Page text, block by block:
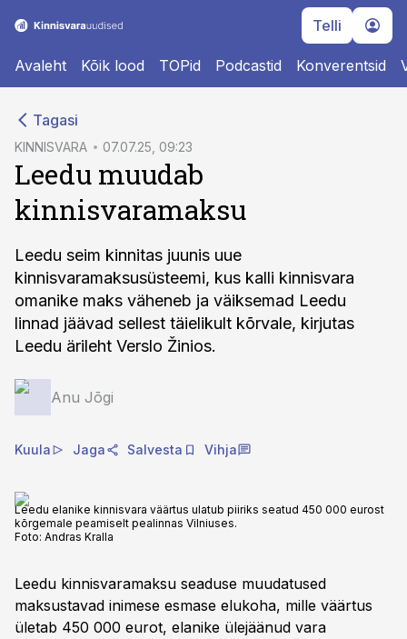
Telli
Avaleht Kõik lood TOPid Podcastid Konverentsid
Tagasi
KINNISVARA 07.07.25, 09:23
Leedu muudab
kinnisvaramaksu
Leedu seim kinnitas juunis uue
kinnisvaramaksusüsteemi, kus kalli kinnisvara
omanike maks väheneb ja väiksemad Leedu
linnad jäävad sellest täielikult kõrvale, kirjutas
Leedu ärileht Verslo Žinios.
Anu Jõgi
Kuula Jaga Salvesta Vihja
Leedu elanike kinnisvara väärtus ulatub piiriks seatud 450 000 eurost
kõrgemale peamiselt pealinnas Vilniuses.
Foto: Andras Kralla
Leedu kinnisvaramaksu seaduse muudatused
maksustavad inimese esmase elukoha, mille väärtus
ületab 450 000 eurot, elanike ülejäänud vara